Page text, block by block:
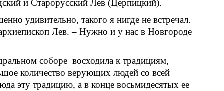
и Старорусский Лев (Церпицкий).
удивительно, такого я нигде не встречал.
Лев. – Нужно и у нас в Новгороде
соборе восходила к традициям,
количество верующих людей со всей
эту традицию, а в конце восьмидесятых ее